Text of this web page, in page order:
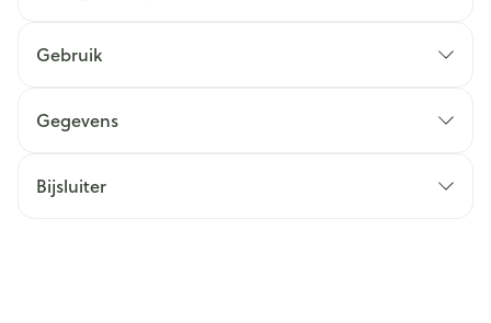
Gebruik
Gegevens
Bijsluiter